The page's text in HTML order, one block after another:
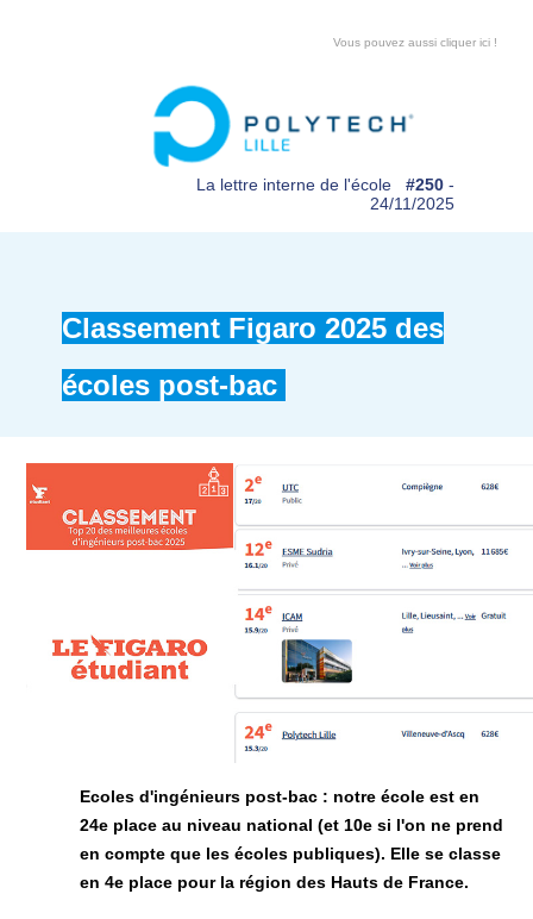
Vous pouvez aussi cliquer ici !
La lettre interne de l'école #250-
24/11/2025
Classement Figaro 2025 des
écoles post-bac
Ecoles d'ingénieurs post-bac : notre école est en
24e place au niveau national (et 10e si l'on ne prend
en compte que les écoles publiques). Elle se classe
en 4e place pour la région des Hauts de France.